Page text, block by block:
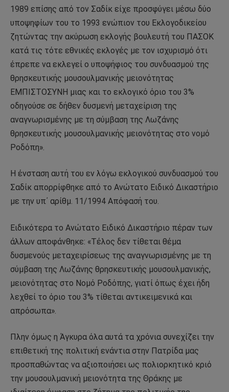
1989 επίσης από τον Σαδίκ είχε προσφύγει μέσω δύο
υποψηφίων του το 1993 ενώπιον του Εκλογοδικείου
ζητώντας την ακύρωση εκλογής βουλευτή του ΠΑΣΟΚ
κατά τις τότε εθνικές εκλογές με τον ισχυρισμό ότι
έπρεπε να εκλεγεί ο υποψήφιος του συνδυασμού της
θρησκευτικής μουσουλμανικής μειονότητας
ΕΜΠΙΣΤΟΣΥΝΗ μιας και το εκλογικό όριο του 3%
οδηγούσε σε δήθεν δυσμενή μεταχείριση της
αναγνωρισμένης με τη σύμβαση της Λωζάνης
θρησκευτικής μουσουλμανικής μειονότητας στο νομό
Ροδόπη».
Η ένσταση αυτή του εν λόγω εκλογικού συνδυασμού του
Σαδίκ απορρίφθηκε από το Ανώτατο Ειδικό Δικαστήριο
με την υπ΄ αρίθμ. 11/1994 Απόφασή του.
Ειδικότερα το Ανώτατο Ειδικό Δικαστήριο πέραν των
άλλων αποφάνθηκε: «Τέλος δεν τίθεται θέμα
δυσμενούς μεταχειρίσεως της αναγνωρισμένης με τη
σύμβαση της Λωζάνης θρησκευτικής μουσουλμανικής,
μειονότητας στο Νομό Ροδόπης, γιατί όπως έχει ήδη
λεχθεί το όριο του 3% τίθεται αντικειμενικά και
απρόσωπα».
Πλην όμως η Άγκυρα όλα αυτά τα χρόνια συνεχίζει την
επιθετική της πολιτική ενάντια στην Πατρίδα μας
προσπαθώντας να αξιοποιήσει ως πολιορκητικό κριό
την μουσουλμανική μειονότητα της Θράκης με